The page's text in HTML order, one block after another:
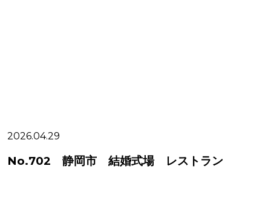
2026.04.29
No.702 静岡市 結婚式場 レストラン